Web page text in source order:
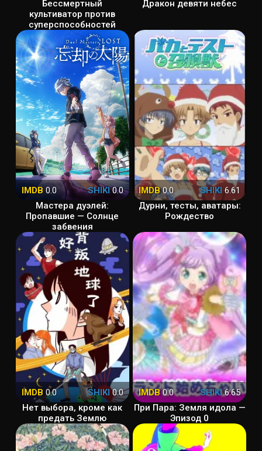
Бессмертный
культиватор против
суперспособностей
Дракон девяти небес
IMDB0.0 SHIKI0.0
Мастера дуэлей:
Пропавшие — Солнце
забвения
IMDB0.0 SHIKI 6.61
Дурни, тесты, аватары:
Рождество
IMDB 0.0 SHIKI0.0
Нет выбора, кроме как
предать Землю
IMDB0.0 SHIKI6.65
При Пара: Земля идола —
Эпизод 0